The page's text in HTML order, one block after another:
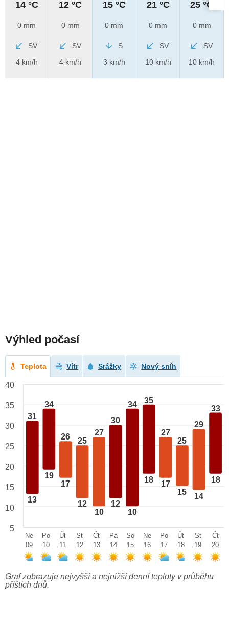
14 °C
0 mm
SV
4 km/h
12 °C
0 mm
SV
4 km/h
15 °C
0 mm
S
3 km/h
21 °C
0 mm
SV
10 km/h
25 °C
0 mm
SV
10 km/h
Výhled počasí
Teplota Vítr Srážky Nový sníh
31
13
34
19
26
17
25
12
27
10
30
12
34
10
35
18
27
17
25
15
29
14
33
18
40
35
30
25
20
15
10
5
Ne
09
Po
10
Út
11
St
12
Čt
13
Pá
14
So
15
Ne
16
Po
17
Út
18
St
19
Čt
20
Graf zobrazuje nejvyšší a nejnižší denní teploty v průběhu
příštích dnů.